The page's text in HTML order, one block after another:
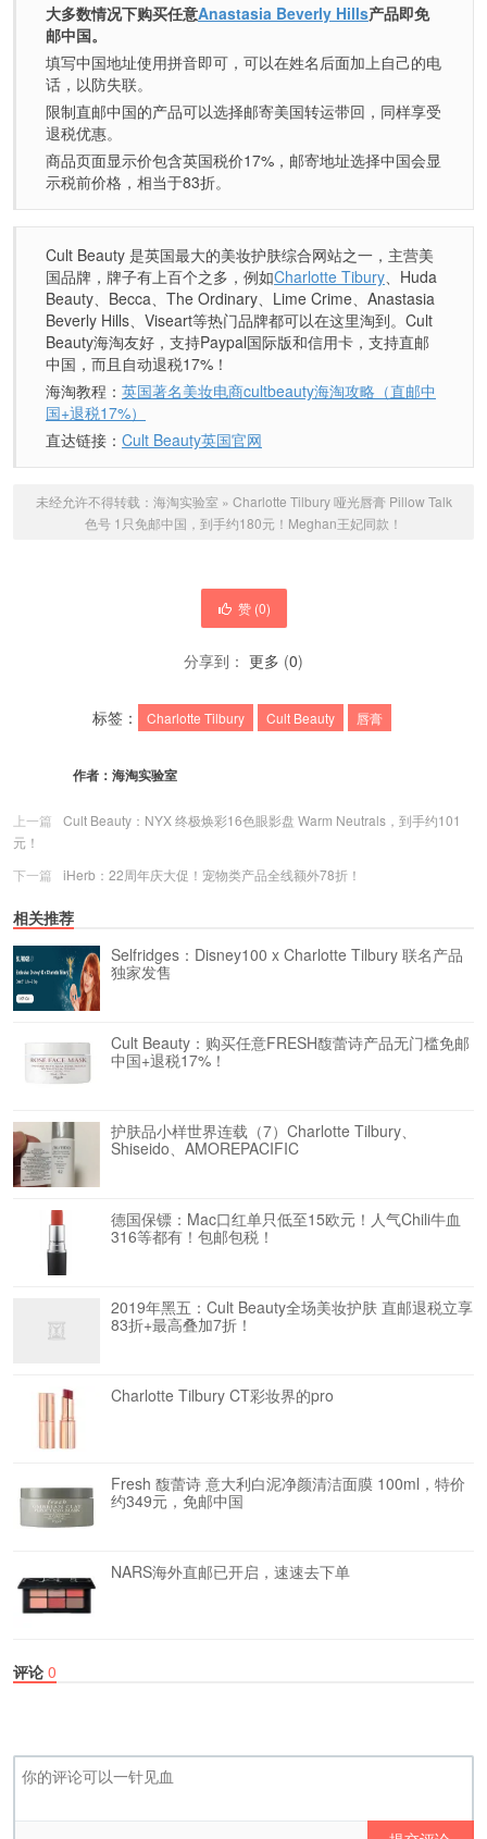
大多数情况下购买任意Anastasia Beverly Hills产品即免
邮中国。
填写中国地址使用拼音即可，可以在姓名后面加上自己的电
话，以防失联。
限制直邮中国的产品可以选择邮寄美国转运带回，同样享受
退税优惠。
商品页面显示价包含英国税价17%，邮寄地址选择中国会显
示税前价格，相当于83折。
Cult Beauty 是英国最大的美妆护肤综合网站之一，主营美
国品牌，牌子有上百个之多，例如Charlotte Tibury 、Huda
Beauty、Becca、The Ordinary、Lime Crime、Anastasia
Beverly Hills、Viseart等热门品牌都可以在这里淘到。Cult
Beauty海淘友好，支持Paypal国际版和信用卡，支持直邮
中国，而且自动退税17%！
海淘教程： 英国著名美妆电商cultbeauty海淘攻略（直邮中
国+退税17%）
直达链接： Cult Beauty英国官网
未经允许不得转载： 海淘实验室 » Charlotte Tilbury 哑光唇膏 Pillow Talk
色号 1只免邮中国，到手约180元！Meghan王妃同款！
赞 (0)
分享到： 更多 (0)
标签： Charlotte Tilbury Cult Beauty 唇膏
作者： 海淘实验室
上一篇
Cult Beauty：NYX 终极焕彩16色眼影盘 Warm Neutrals，到手约101
元！
下一篇
iHerb：22周年庆大促！宠物类产品全线额外78折！
相关推荐
Selfridges：Disney100 x Charlotte Tilbury 联名产品
独家发售
Cult Beauty：购买任意FRESH馥蕾诗产品无门槛免邮
中国+退税17%！
护肤品小样世界连载（7）Charlotte Tilbury、
Shiseido、AMOREPACIFIC
德国保镖：Mac口红单只低至15欧元！人气Chili牛血
316等都有！包邮包税！
2019年黑五：Cult Beauty全场美妆护肤 直邮退税立享
83折+最高叠加7折！
Charlotte Tilbury CT彩妆界的pro
Fresh 馥蕾诗 意大利白泥净颜清洁面膜 100ml，特价
约349元，免邮中国
NARS海外直邮已开启，速速去下单
评论 0